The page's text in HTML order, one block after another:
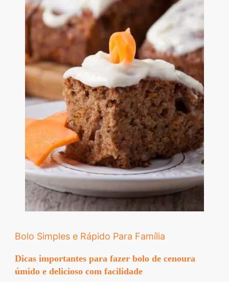
Bolo Simples e Rápido Para Família
Dicas importantes para fazer bolo de cenoura
úmido e delicioso com facilidade